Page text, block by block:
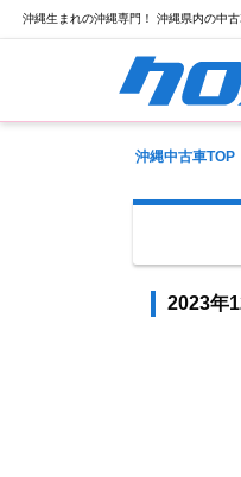
沖縄生まれの沖縄専門！ 沖縄県内の中
沖縄中古車TOP
2023年